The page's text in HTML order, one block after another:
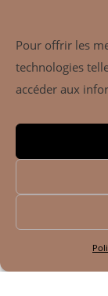
Pour offrir les
technologies
accéder aux
4
4 Mars
Grand